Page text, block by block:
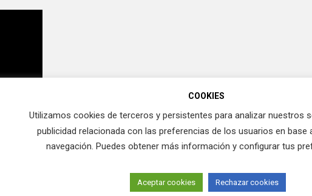
COOKIES
Utilizamos cookies de terceros y persistentes para analizar nuestros
publicidad relacionada con las preferencias de los usuarios en base
navegación. Puedes obtener más información y configurar tus
Aceptar cookies Rechazar cookies